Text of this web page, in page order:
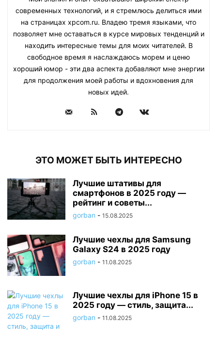
современных технологий, и я стремлюсь делиться ими
на страницах xpcom.ru. Владею тремя языками, что
позволяет мне оставаться в курсе мировых тенденций и
находить интересные темы для моих читателей. В
свободное время я наслаждаюсь морем и ценю
хороший юмор - эти два аспекта добавляют мне энергии
для продолжения моей работы и вдохновения для
новых идей.
ЭТО МОЖЕТ БЫТЬ ИНТЕРЕСНО
Лучшие штативы для
смартфонов в 2025 году —
рейтинг и советы...
gorban - 15.08.2025
Лучшие чехлы для Samsung
Galaxy S24 в 2025 году
gorban - 11.08.2025
Лучшие чехлы для iPhone 15 в
2025 году — стиль, защита...
gorban - 11.08.2025